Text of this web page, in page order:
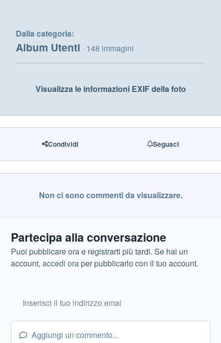
Dalla categoria:
Album Utenti · 148 immagini
Visualizza le informazioni EXIF della foto
Condividi Seguaci
Non ci sono commenti da visualizzare.
Partecipa alla conversazione
Puoi pubblicare ora e registrarti più tardi. Se hai un
account,accedi oraper pubblicarlo con il tuo account.
Aggiungi un commento...